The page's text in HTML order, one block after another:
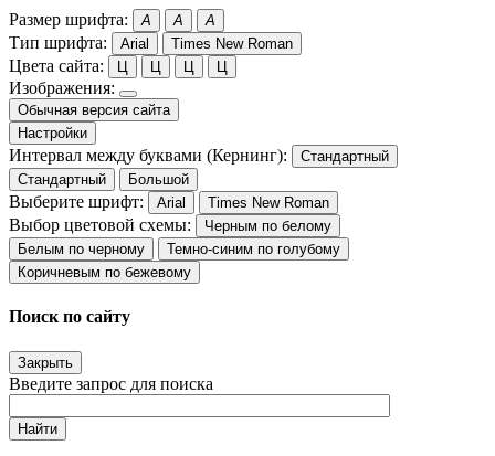
Размер шрифта: A A A
Тип шрифта: Arial Times New Roman
Цвета сайта: Ц Ц Ц Ц
Изображения:
Обычная версия сайта
Настройки
Интервал между буквами (Кернинг):
Стандартный
Стандартный
Большой
Выберите шрифт: Arial Times New Roman
Выбор цветовой схемы:
Черным по белому
Белым по черному
Темно-синим по голубому
Коричневым по бежевому
Поиск по сайту
Закрыть
Введите запрос для поиска
Найти